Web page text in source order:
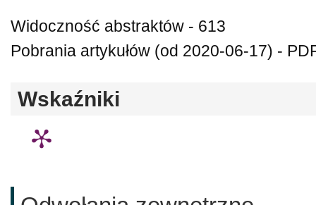
Widoczność abstraktów - 613
Pobrania artykułów (od 2020-06-17) -
Wskaźniki